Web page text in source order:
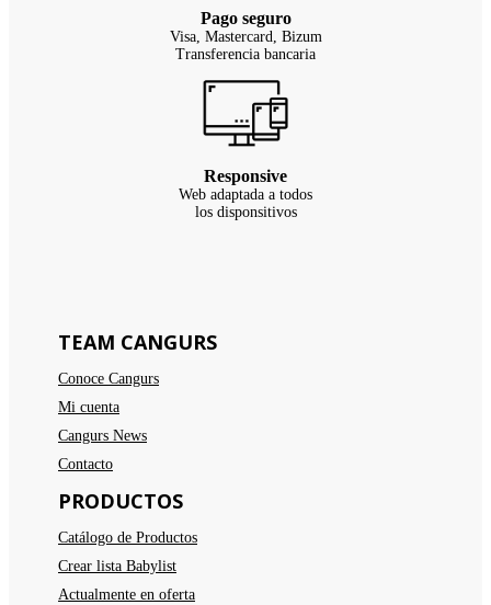
Pago seguro
Visa, Mastercard, Bizum
Transferencia bancaria
Responsive
Web adaptada a todos
los disponsitivos
TEAM CANGURS
Conoce Cangurs
Mi cuenta
Cangurs News
Contacto
PRODUCTOS
Catálogo de Productos
Crear lista Babylist
Actualmente en oferta